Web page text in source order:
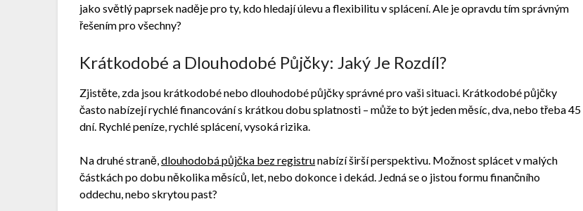
jako světlý paprsek naděje pro ty, kdo hledají úlevu a flexibilitu v splácení. Ale je opravdu tím správným
řešením pro všechny?
Krátkodobé a Dlouhodobé Půjčky: Jaký Je Rozdíl?
Zjistěte, zda jsou krátkodobé nebo dlouhodobé půjčky správné pro vaši situaci. Krátkodobé půjčky
často nabízejí rychlé financování s krátkou dobu splatnosti – může to být jeden měsíc, dva, nebo třeba 45
dní. Rychlé peníze, rychlé splácení, vysoká rizika.
Na druhé straně,dlouhodobá půjčka bez registrunabízí širší perspektivu. Možnost splácet v malých
částkách po dobu několika měsíců, let, nebo dokonce i dekád. Jedná se o jistou formu finančního
oddechu, nebo skrytou past?